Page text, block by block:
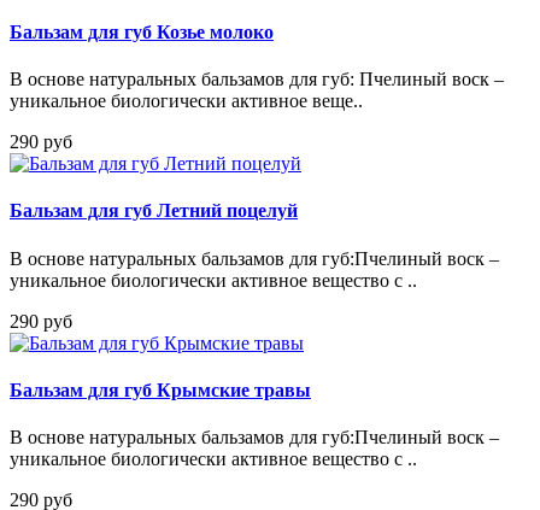
Бальзам для губ Козье молоко
В основе натуральных бальзамов для губ: Пчелиный воск –
уникальное биологически активное веще..
290 руб
Бальзам для губ Летний поцелуй
В основе натуральных бальзамов для губ:Пчелиный воск –
уникальное биологически активное вещество с ..
290 руб
Бальзам для губ Крымские травы
В основе натуральных бальзамов для губ:Пчелиный воск –
уникальное биологически активное вещество с ..
290 руб